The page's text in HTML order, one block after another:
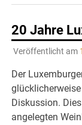
20 Jahre
Veröffentlicht am
Der
Diskussion.
angelegten